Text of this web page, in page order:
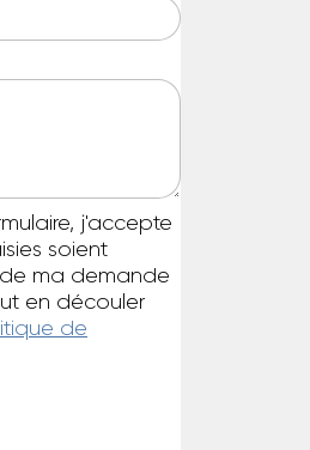
j'accepte
soient
ma demande
en découler
de